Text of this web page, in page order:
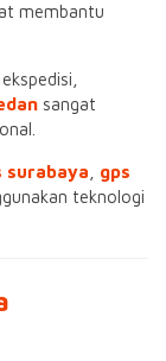
membantu
sangat
surabaya
gps
teknologi